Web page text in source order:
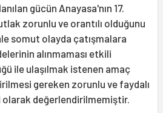
gücün Anayasa'nın 17.
zorunlu ve orantılı olduğunu
somut olayda çatışmalara
alınmaması etkili
ile ulaşılmak istenen amaç
gereken zorunlu ve faydalı
değerlendirilmemiştir.